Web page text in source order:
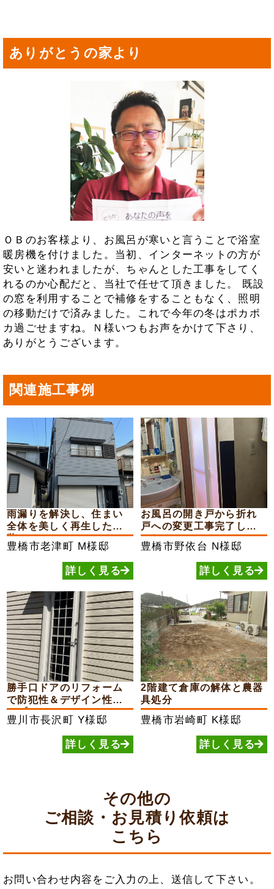
ありがとうの家より
ＯＢのお客様より、お風呂が寒いと言うことで浴室
暖房機を付けました。当初、インターネットの方が
安いと迷われましたが、ちゃんとした工事をしてく
れるのか心配だと、当社で任せて頂きました。 既設
の窓を利用することで補修をすることもなく、照明
の移動だけで済みました。これで今年の冬はポカポ
カ過ごせますね。Ｎ様いつもお声をかけて下さり、
ありがとうございます。
関連施工事例
雨漏りを解決し、住まい
全体を美しく再生した外
装...
豊橋市老津町 M様邸
詳しく見る
お風呂の開き戸から折れ
戸への変更工事完了しま
した
豊橋市野依台 N様邸
詳しく見る
勝手口ドアのリフォーム
で防犯性＆デザイン性ア
ップ
豊川市長沢町Y様邸
詳しく見る
2階建て倉庫の解体と農器
具処分
豊橋市岩崎町 K様邸
詳しく見る
その他の
ご相談・お見積り依頼は
こちら
お問い合わせ内容をご入力の上、送信して下さい。